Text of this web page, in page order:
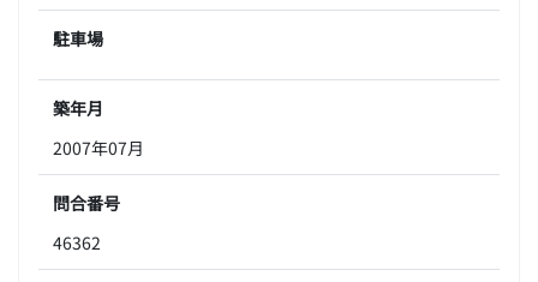
駐車場
築年月
2007年07月
問合番号
46362